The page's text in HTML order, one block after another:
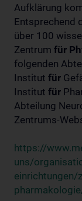
Aufklärung
Entsprechend
über 100
Zentrum für
folgenden
Institut für
Institut für
Abteilung
Zentrums-
https://
uns/
einrichtungen/